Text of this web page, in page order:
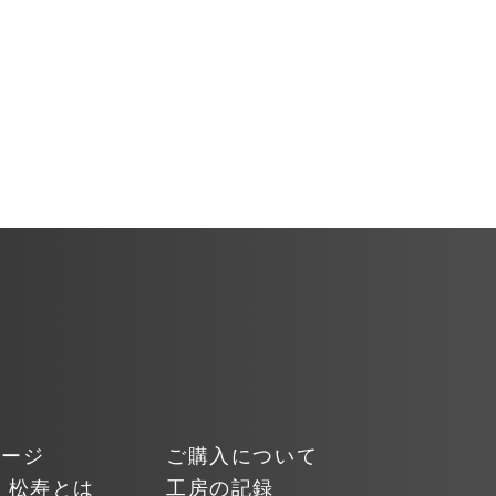
ジ
松寿とは
ご購入について
工房の記録